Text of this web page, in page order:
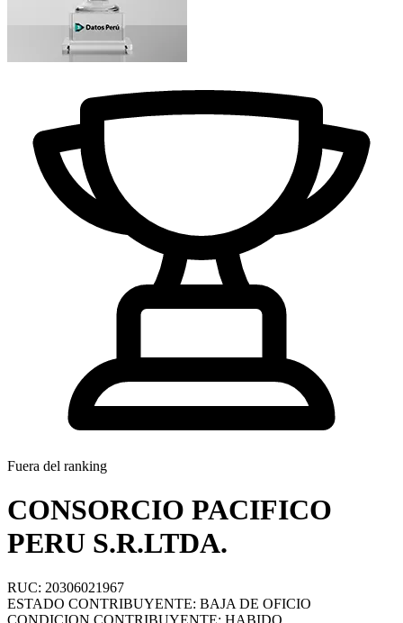
Fuera del ranking
CONSORCIO PACIFICO
PERU S.R.LTDA.
RUC: 20306021967
ESTADO CONTRIBUYENTE: BAJA DE OFICIO
CONDICION CONTRIBUYENTE: HABIDO